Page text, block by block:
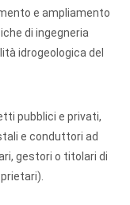
e ampliamento
di ingegneria
idrogeologica del
pubblici e privati,
e conduttori ad
gestori o titolari di